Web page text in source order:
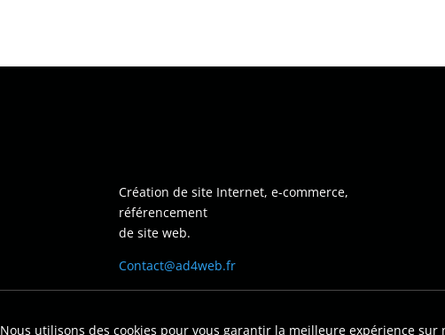
Création de site Internet, e-commerce,
référencement
de site web.
Contact@ad4web.fr
Nous utilisons des cookies pour vous garantir la meilleure expérience